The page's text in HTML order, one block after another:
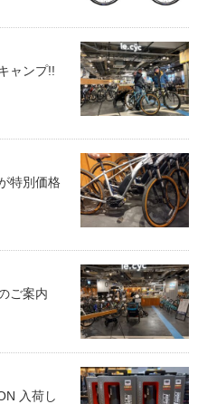
ャンプ!!
特別価格
ご案内
入荷し